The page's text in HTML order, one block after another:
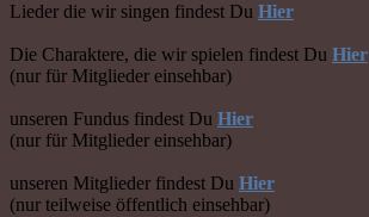
Lieder die wir singen findest Du Hier
Die Charaktere, die wir spielen findest Du Hier
(nur für Mitglieder einsehbar)
unseren Fundus findest Du Hier
(nur für Mitglieder einsehbar)
unseren Mitglieder findest Du Hier
(nur teilweise öffentlich einsehbar)